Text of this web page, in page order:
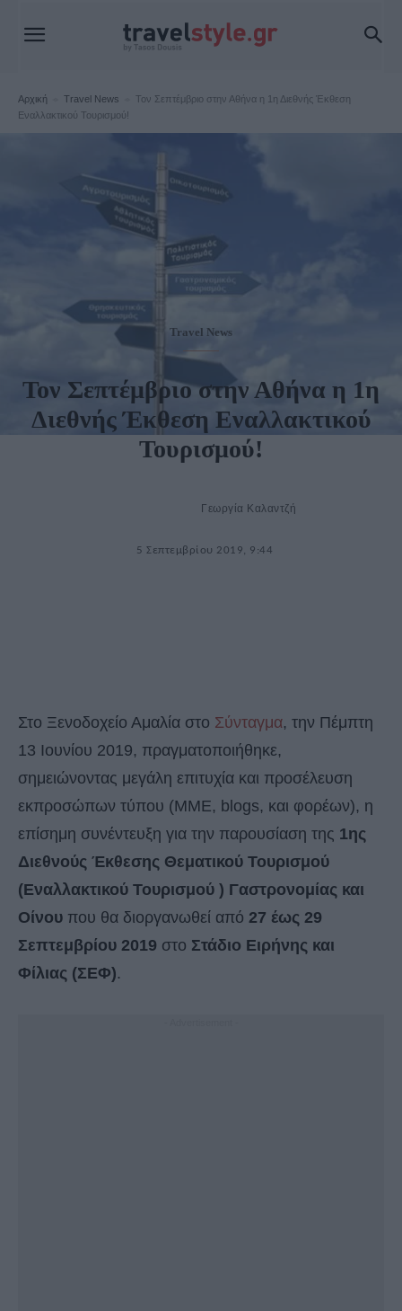
Αρχική Travel News
Τον Σεπτέμβριο στην Αθήνα η 1η Διεθνής Έκθεση
Εναλλακτικού Τουρισμού!
Travel News
Τον Σεπτέμβριο στην Αθήνα η 1η
Διεθνής Έκθεση Εναλλακτικού
Τουρισμού!
Γεωργία Καλαντζή
5 Σεπτεμβρίου 2019, 9:44
Στο Ξενοδοχείο Αμαλία στο Σύνταγμα, την Πέμπτη
13 Ιουνίου 2019, πραγματοποιήθηκε,
σημειώνοντας μεγάλη επιτυχία και προσέλευση
εκπροσώπων τύπου (ΜΜΕ, blogs, και φορέων), η
επίσημη συνέντευξη για την παρουσίαση της 1ης
Διεθνούς Έκθεσης Θεματικού Τουρισμού
(Εναλλακτικού Τουρισμού ) Γαστρονομίας και
Οίνου που θα διοργανωθεί από 27 έως 29
Σεπτεμβρίου 2019 στο Στάδιο Ειρήνης και
Φίλιας (ΣΕΦ).